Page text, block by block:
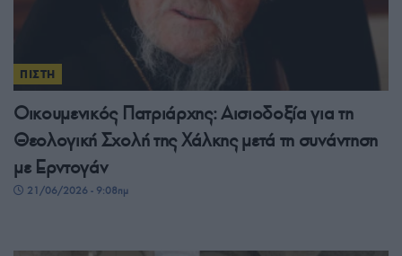
ΠΙΣΤΗ
Οικουμενικός Πατριάρχης: Αισιοδοξία για τη
Θεολογική Σχολή της Χάλκης μετά τη συνάντηση
με Ερντογάν
21/06/2026 - 9:08πμ